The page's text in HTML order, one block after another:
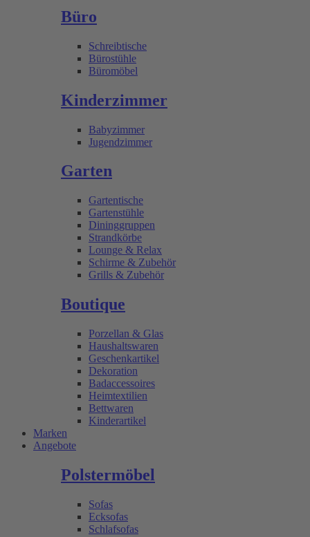
Büro
Schreibtische
Bürostühle
Büromöbel
Kinderzimmer
Babyzimmer
Jugendzimmer
Garten
Gartentische
Gartenstühle
Dininggruppen
Strandkörbe
Lounge & Relax
Schirme & Zubehör
Grills & Zubehör
Boutique
Porzellan & Glas
Haushaltswaren
Geschenkartikel
Dekoration
Badaccessoires
Heimtextilien
Bettwaren
Kinderartikel
Marken
Angebote
Polstermöbel
Sofas
Ecksofas
Schlafsofas